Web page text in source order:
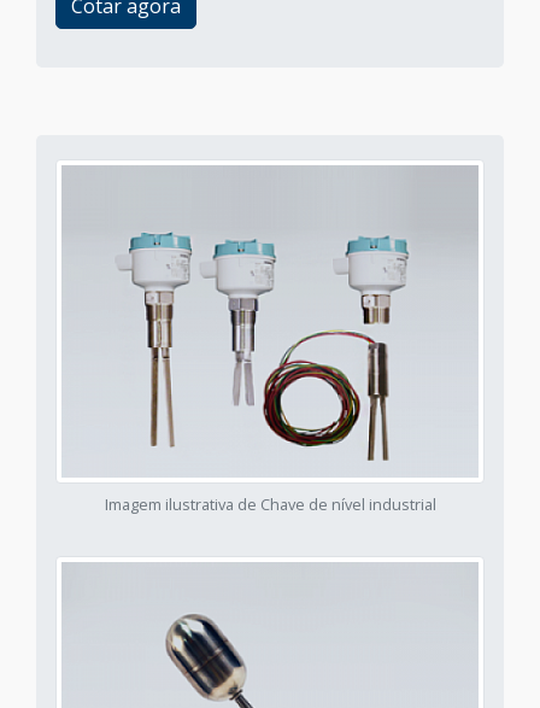
Cotar agora
Imagem ilustrativa de Chave de nível industrial